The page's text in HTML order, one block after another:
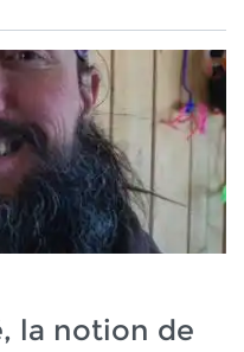
la notion de